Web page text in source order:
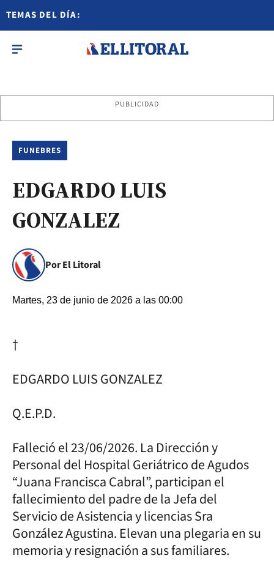
TEMAS DEL DÍA:
PUBLICIDAD
FUNEBRES
EDGARDO LUIS
GONZALEZ
Por El Litoral
Martes, 23 de junio de 2026 a las 00:00
†
EDGARDO LUIS GONZALEZ
Q.E.P.D.
Falleció el 23/06/2026. La Dirección y
Personal del Hospital Geriátrico de Agudos
“Juana Francisca Cabral”, participan el
fallecimiento del padre de la Jefa del
Servicio de Asistencia y licencias Sra
González Agustina. Elevan una plegaria en su
memoria y resignación a sus familiares.